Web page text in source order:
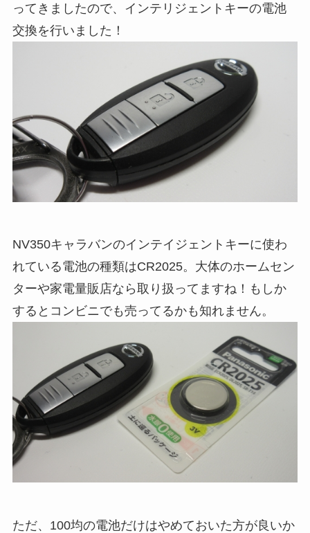
ってきましたので、インテリジェントキーの電池
交換を行いました！
NV350キャラバンのインテイジェントキーに使わ
れている電池の種類はCR2025。大体のホームセン
ターや家電量販店なら取り扱ってますね！もしか
するとコンビニでも売ってるかも知れません。
ただ、100均の電池だけはやめておいた方が良いか